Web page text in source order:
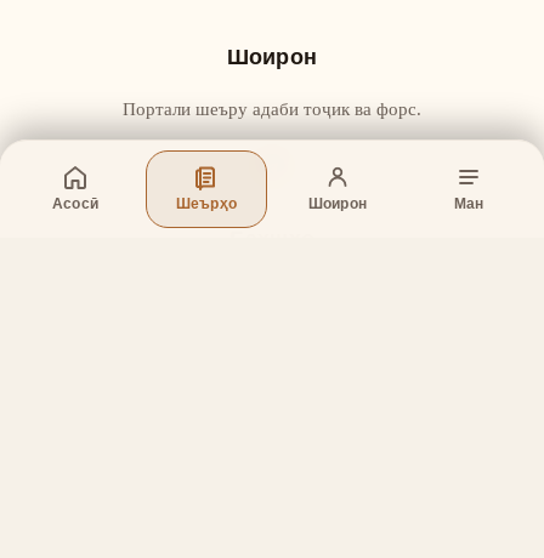
Асосӣ Шеърҳо Шоирон Ман
Шоирон
Портали шеъру адаби тоҷик ва форс.